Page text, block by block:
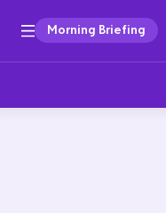
Morning Briefing